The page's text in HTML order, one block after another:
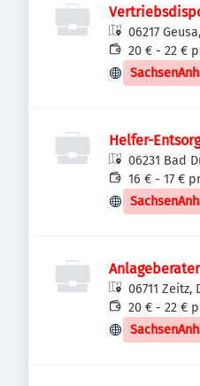
06217
20 € - 22 €
Helfer-
06231 Bad
16 € - 17 €
06711 Zeitz,
20 € - 22 €